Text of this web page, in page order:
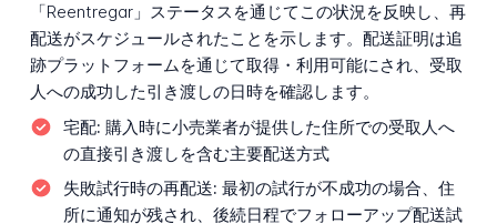
「Reentregar」ステータスを通じてこの状況を反映し、再
配送がスケジュールされたことを示します。配送証明は追
跡プラットフォームを通じて取得・利用可能にされ、受取
人への成功した引き渡しの日時を確認します。
宅配: 購入時に小売業者が提供した住所での受取人へ
の直接引き渡しを含む主要配送方式
失敗試行時の再配送: 最初の試行が不成功の場合、住
所に通知が残され、後続日程でフォローアップ配送試